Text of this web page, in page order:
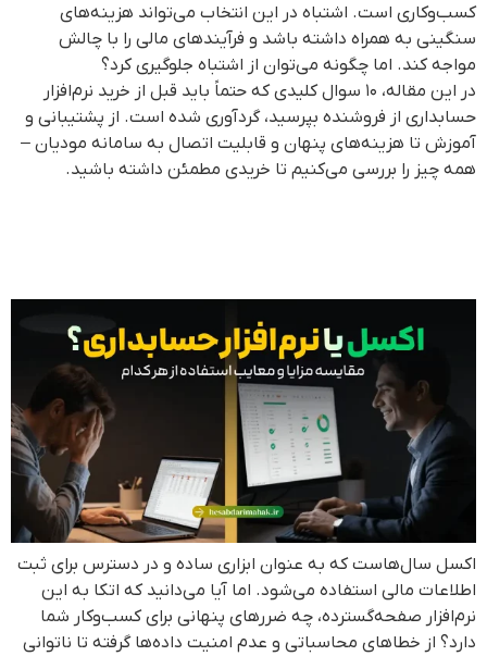
کسب‌وکاری است. اشتباه در این انتخاب می‌تواند هزینه‌های
سنگینی به همراه داشته باشد و فرآیندهای مالی را با چالش
مواجه کند. اما چگونه می‌توان از اشتباه جلوگیری کرد؟
در این مقاله، ۱۰ سوال کلیدی که حتماً باید قبل از خرید نرم‌افزار
حسابداری از فروشنده بپرسید، گردآوری شده است. از پشتیبانی و
آموزش تا هزینه‌های پنهان و قابلیت اتصال به سامانه مودیان –
همه چیز را بررسی می‌کنیم تا خریدی مطمئن داشته باشید.
اکسل سال‌هاست که به عنوان ابزاری ساده و در دسترس برای ثبت
اطلاعات مالی استفاده می‌شود. اما آیا می‌دانید که اتکا به این
نرم‌افزار صفحه‌گسترده، چه ضررهای پنهانی برای کسب‌وکار شما
دارد؟ از خطاهای محاسباتی و عدم امنیت داده‌ها گرفته تا ناتوانی